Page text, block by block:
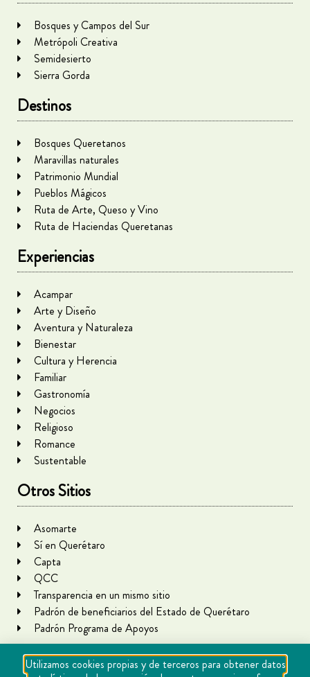
Bosques y Campos del Sur
Metrópoli Creativa
Semidesierto
Sierra Gorda
Destinos
Bosques Queretanos
Maravillas naturales
Patrimonio Mundial
Pueblos Mágicos
Ruta de Arte, Queso y Vino
Ruta de Haciendas Queretanas
Experiencias
Acampar
Arte y Diseño
Aventura y Naturaleza
Bienestar
Cultura y Herencia
Familiar
Gastronomía
Negocios
Religioso
Romance
Sustentable
Otros Sitios
Asomarte
Sí en Querétaro
Capta
QCC
Transparencia en un mismo sitio
Padrón de beneficiarios del Estado de Querétaro
Padrón Programa de Apoyos
Utilizamos cookies propias y de terceros para obtener datos